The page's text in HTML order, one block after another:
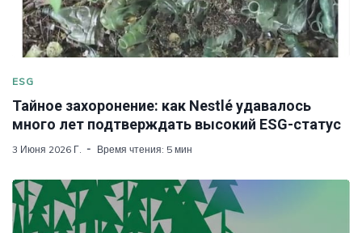
ESG
Тайное захоронение: как Nestlé удавалось
много лет подтверждать высокий ESG-статус
3 Июня 2026 Г. Время чтения: 5 мин